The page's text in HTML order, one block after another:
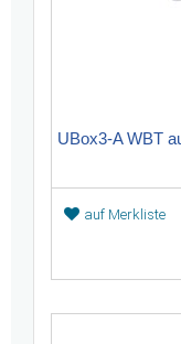
auf Merkliste